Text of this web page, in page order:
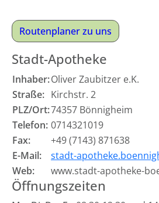
Routenplaner zu uns
Stadt-Apotheke
Inhaber:Oliver Zaubitzer e.K.
Straße: Kirchstr. 2
PLZ/Ort:74357 Bönnigheim
Telefon: 0714321019
Fax:
+49 (7143) 871638
E-Mail:
stadt-
Web:
www.stadt-apotheke-
Öffnungszeiten